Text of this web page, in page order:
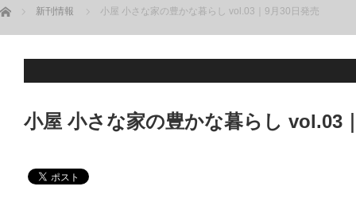
ホーム 新刊情報 小屋 小さな家の豊かな暮らし vol.03｜9月30日発売
小屋 小さな家の豊かな暮らし vol.03